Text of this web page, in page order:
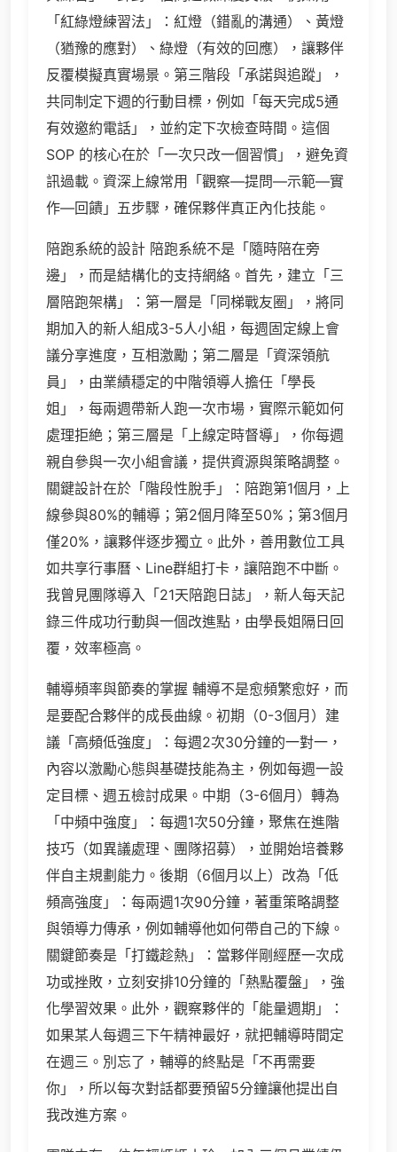
「紅綠燈練習法」：紅燈（錯亂的溝通）、黃燈
（猶豫的應對）、綠燈（有效的回應），讓夥伴
反覆模擬真實場景。第三階段「承諾與追蹤」，
共同制定下週的行動目標，例如「每天完成5通
有效邀約電話」，並約定下次檢查時間。這個
SOP 的核心在於「一次只改一個習慣」，避免資
訊過載。資深上線常用「觀察—提問—示範—實
作—回饋」五步驟，確保夥伴真正內化技能。
陪跑系統的設計 陪跑系統不是「隨時陪在旁
邊」，而是結構化的支持網絡。首先，建立「三
層陪跑架構」：第一層是「同梯戰友圈」，將同
期加入的新人組成3-5人小組，每週固定線上會
議分享進度，互相激勵；第二層是「資深領航
員」，由業績穩定的中階領導人擔任「學長
姐」，每兩週帶新人跑一次市場，實際示範如何
處理拒絶；第三層是「上線定時督導」，你每週
親自參與一次小組會議，提供資源與策略調整。
關鍵設計在於「階段性脫手」：陪跑第1個月，上
線參與80%的輔導；第2個月降至50%；第3個月
僅20%，讓夥伴逐步獨立。此外，善用數位工具
如共享行事曆、Line群組打卡，讓陪跑不中斷。
我曾見團隊導入「21天陪跑日誌」，新人每天記
錄三件成功行動與一個改進點，由學長姐隔日回
覆，效率極高。
輔導頻率與節奏的掌握 輔導不是愈頻繁愈好，而
是要配合夥伴的成長曲線。初期（0-3個月）建
議「高頻低強度」：每週2次30分鐘的一對一，
內容以激勵心態與基礎技能為主，例如每週一設
定目標、週五檢討成果。中期（3-6個月）轉為
「中頻中強度」：每週1次50分鐘，聚焦在進階
技巧（如異議處理、團隊招募），並開始培養夥
伴自主規劃能力。後期（6個月以上）改為「低
頻高強度」：每兩週1次90分鐘，著重策略調整
與領導力傳承，例如輔導他如何帶自己的下線。
關鍵節奏是「打鐵趁熱」：當夥伴剛經歷一次成
功或挫敗，立刻安排10分鐘的「熱點覆盤」，強
化學習效果。此外，觀察夥伴的「能量週期」：
如果某人每週三下午精神最好，就把輔導時間定
在週三。別忘了，輔導的終點是「不再需要
你」，所以每次對話都要預留5分鐘讓他提出自
我改進方案。